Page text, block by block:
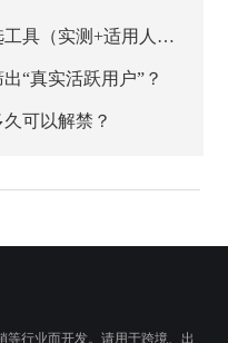
20226年6款有效WhatsApp筛选工具（实测+适用人群）
“真实活跃用户”？
可以解禁？
等行业而开发。请用于跨境、出